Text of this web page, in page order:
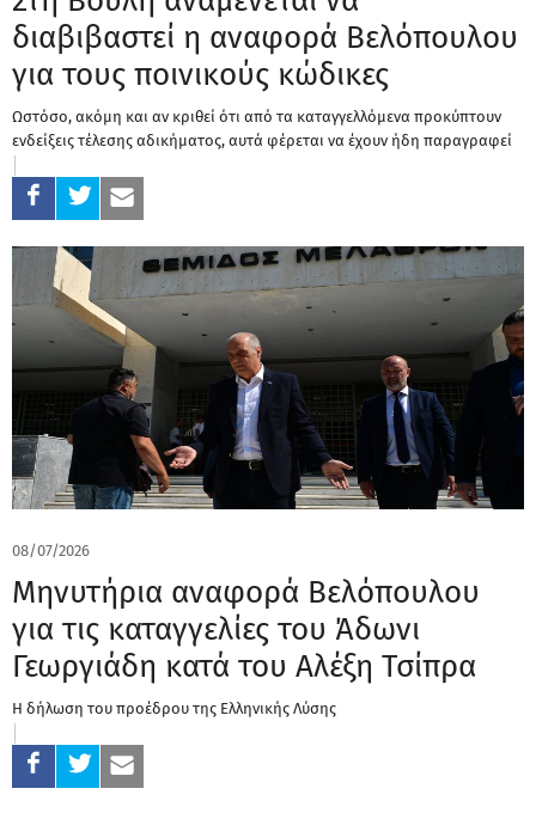
διαβιβαστεί η αναφορά Βελόπουλου
για τους ποινικούς κώδικες
Ωστόσο, ακόμη και αν κριθεί ότι από τα καταγγελλόμενα προκύπτουν
ενδείξεις τέλεσης αδικήματος, αυτά φέρεται να έχουν ήδη παραγραφεί
08/07/2026
Μηνυτήρια αναφορά Βελόπουλου
για τις καταγγελίες του Άδωνι
Γεωργιάδη κατά του Αλέξη Τσίπρα
Η δήλωση του προέδρου της Ελληνικής Λύσης